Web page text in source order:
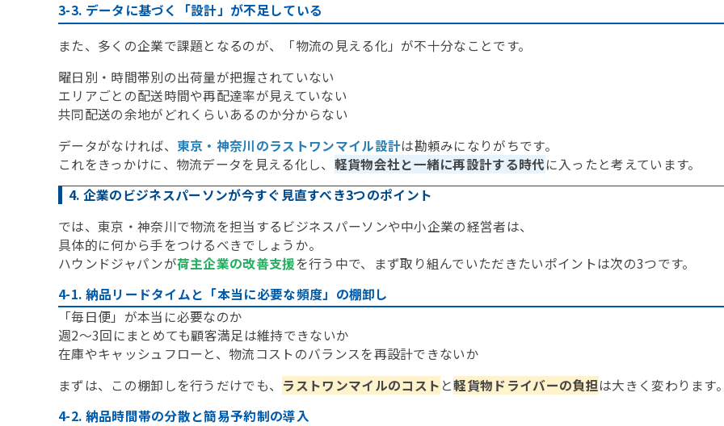
3-3. データに基づく「設計」が不足している
また、多くの企業で課題となるのが、「物流の見える化」が不十分なことです。
曜日別・時間帯別の出荷量が把握されていない
エリアごとの配送時間や再配達率が見えていない
共同配送の余地がどれくらいあるのか分からない
データがなければ、 東京・神奈川のラストワンマイル設計は勘頼みになりがちです。
これをきっかけに、物流データを見える化し、 軽貨物会社と一緒に再設計する時代に入ったと考えています。
4. 企業のビジネスパーソンが今すぐ見直すべき3つのポイント
では、東京・神奈川で物流を担当するビジネスパーソンや中小企業の経営者は、
具体的に何から手をつけるべきでしょうか。
ハウンドジャパンが荷主企業の改善支援を行う中で、まず取り組んでいただきたいポイントは次の3つです。
4-1. 納品リードタイムと「本当に必要な頻度」の棚卸し
「毎日便」が本当に必要なのか
週2〜3回にまとめても顧客満足は維持できないか
在庫やキャッシュフローと、物流コストのバランスを再設計できないか
まずは、この棚卸しを行うだけでも、 ラストワンマイルのコスト と軽貨物ドライバーの負担は大きく変わります
4-2. 納品時間帯の分散と簡易予約制の導入